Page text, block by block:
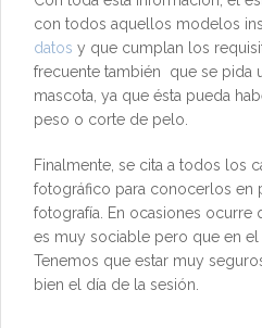
con todos aquellos modelos
datos y que cumplan los
frecuente también que se pida
mascota, ya que ésta pueda
peso o corte de pelo.
Finalmente, se cita a todos los
fotográfico para conocerlos en
fotografía. En ocasiones ocurre
es muy sociable pero que en el
Tenemos que estar muy
bien el día de la sesión.